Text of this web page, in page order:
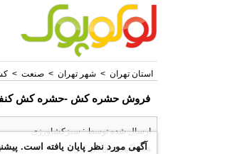
استان تهران > شهر تهران > صنعت >
فروش حشره کش -حشره کش
ارسال شده توسط : سبزکشاورزی
همه آگهی های این کاربر
آگهی مورد نظر پایان یافته است.